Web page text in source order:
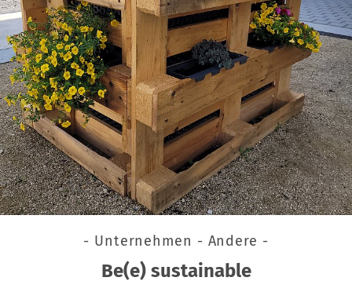
- Unternehmen - Andere -
Be(e) sustainable